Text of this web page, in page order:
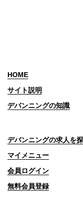
HOME
サイト説明
デバンニングの知識
デバンニングの求人を
マイメニュー
会員ログイン
無料会員登録